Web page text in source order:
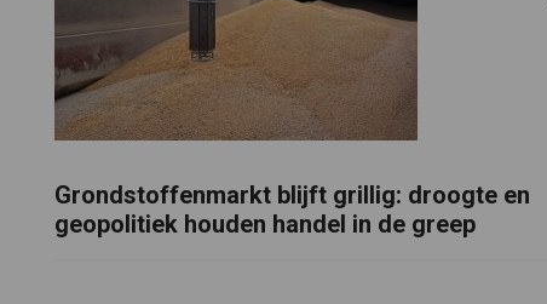
Grondstoffenmarkt blijft grillig: droogte en
geopolitiek houden handel in de greep